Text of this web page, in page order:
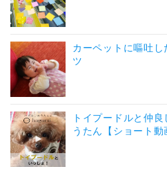
カーペットに嘔吐
ツ
トイプードルと仲
うたん【ショート動